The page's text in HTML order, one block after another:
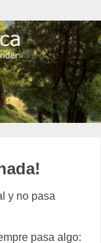
y no pasa
pasa algo: